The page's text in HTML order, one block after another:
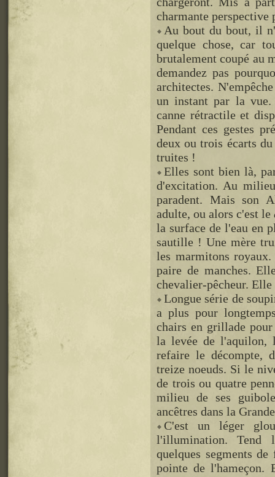
charmante perspective
Au bout du bout, il
quelque chose, car
brutalement coupé au
demandez pas
architectes.
un instant par la vue.
canne rétractile et
Pendant ces gestes
deux ou trois écarts
truites !
Elles sont bien là,
d'excitation. Au
paradent. Mais son
adulte, ou alors c'est le
la surface de l'eau en
sautille ! Une mère
les marmitons royaux.
paire de manches.
chevalier-pêcheur. Elle
Longue série de
a plus pour
chairs en grillade
la levée de l'aquilon,
refaire le décompte,
treize noeuds. Si le
de trois ou quatre
milieu de ses
ancêtres dans la
C'est un léger
l'illumination. Tend
quelques segments
pointe de l'hameçon.